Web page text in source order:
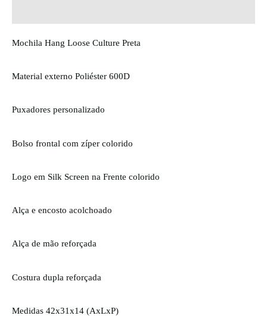
Mochila Hang Loose Culture Preta
Material externo Poliéster 600D
Puxadores personalizado
Bolso frontal com zíper colorido
Logo em Silk Screen na Frente colorido
Alça e encosto acolchoado
Alça de mão reforçada
Costura dupla reforçada
Medidas 42x31x14 (AxLxP)